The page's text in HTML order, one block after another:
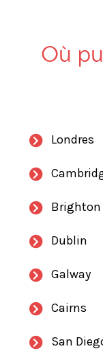
Où
Londres
Brighton
Dublin
Galway
Cairns
San